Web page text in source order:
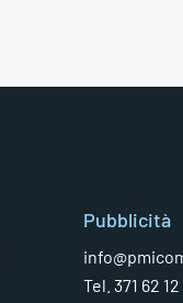
Pubblicità
Tel. 371 62